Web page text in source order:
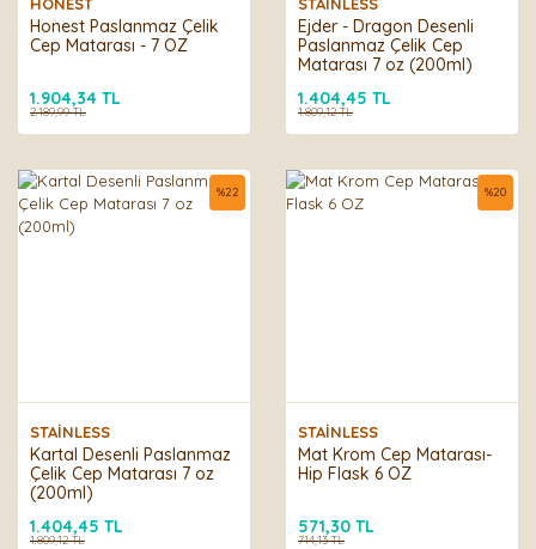
Honest Paslanmaz Çelik
Cep Matarası - 7 OZ
1.904,34 TL
2.189,99 TL
Ejder - Dragon Desenli
Paslanmaz Çelik Cep
Matarası 7 oz (200ml)
1.404,45 TL
1.809,12 TL
STAİNLESS
Kartal Desenli Paslanmaz
Çelik Cep Matarası 7 oz
(200ml)
%22
1.404,45 TL
1.809,12 TL
STAİNLESS
Mat Krom Cep Matarası-
Hip Flask 6 OZ
%20
571,30 TL
714,13 TL